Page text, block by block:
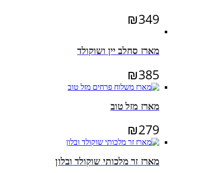
₪349
מארז סחלב יין ושוקולד
₪385
מארז מזל טוב
₪279
מארז זר מלכותי שוקולד ובלון